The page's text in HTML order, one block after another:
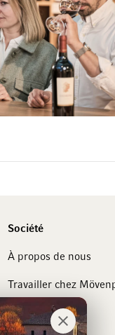
Société
À propos de nous
Travailler chez
Management